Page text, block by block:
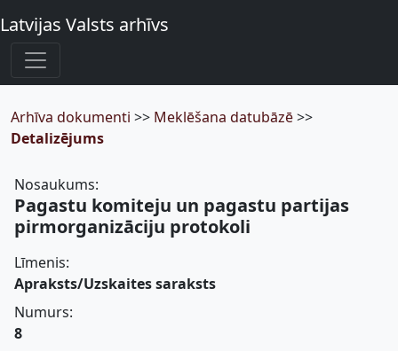
Latvijas Valsts arhīvs
Arhīva dokumenti >> Meklēšana datubāzē>>
Detalizējums
Nosaukums:
Pagastu komiteju un pagastu partijas
pirmorganizāciju protokoli
Līmenis:
Apraksts/Uzskaites saraksts
Numurs:
8